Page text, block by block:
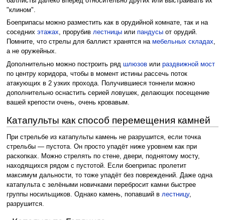
"клином".
Боеприпасы можно разместить как в орудийной комнате, так и на
соседних этажах, прорубив лестницыили пандусыот орудий.
Помните, что стрелы для баллист хранятся на мебельных складах,
а не оружейных.
Дополнительно можно построить ряд шлюзовили раздвижной мост
по центру коридора, чтобы в момент истины рассечь поток
атакующих в 2 узких прохода. Получившиеся тоннели можно
дополнительно оснастить серией ловушек, делающих посещение
вашей крепости очень, очень кровавым.
Катапульты как способ перемещения камней
При стрельбе из катапульты камень не разрушится, если точка
стрельбы — пустота. Он просто упадёт ниже уровнем как при
раскопках. Можно стрелять по стене, двери, поднятому мосту,
находящихся рядом с пустотой. Если боеприпас пролетит
максимум дальности, то тоже упадёт без повреждений. Даже одна
катапульта с зелёными новичками перебросит камни быстрее
группы носильщиков. Однако камень, попавший в лестницу,
разрушится.